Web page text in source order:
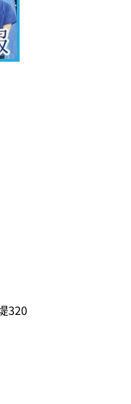
320